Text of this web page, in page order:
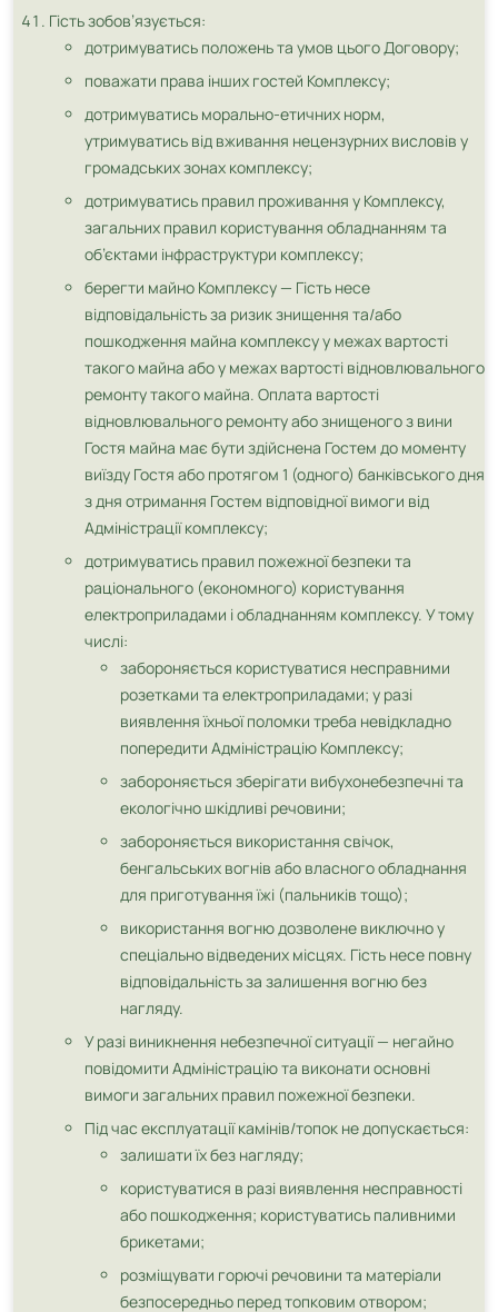
Гість зобов’язується:
дотримуватись положень та умов цього Договору;
поважати права інших гостей Комплексу;
дотримуватись морально-етичних норм,
утримуватись від вживання нецензурних висловів у
громадських зонах комплексу;
дотримуватись правил проживання у Комплексу,
загальних правил користування обладнанням та
об’єктами інфраструктури комплексу;
берегти майно Комплексу — Гість несе
відповідальність за ризик знищення та/або
пошкодження майна комплексу у межах вартості
такого майна або у межах вартості відновлювального
ремонту такого майна. Оплата вартості
відновлювального ремонту або знищеного з вини
Гостя майна має бути здійснена Гостем до моменту
виїзду Гостя або протягом 1 (одного) банківського дня
з дня отримання Гостем відповідної вимоги від
Адміністрації комплексу;
дотримуватись правил пожежної безпеки та
раціонального (економного) користування
електроприладами і обладнанням комплексу. У тому
числі:
забороняється користуватися несправними
розетками та електроприладами; у разі
виявлення їхньої поломки треба невідкладно
попередити Адміністрацію Комплексу;
забороняється зберігати вибухонебезпечні та
екологічно шкідливі речовини;
забороняється використання свічок,
бенгальських вогнів або власного обладнання
для приготування їжі (пальників тощо);
використання вогню дозволене виключно у
спеціально відведених місцях. Гість несе повну
відповідальність за залишення вогню без
нагляду.
У разі виникнення небезпечної ситуації — негайно
повідомити Адміністрацію та виконати основні
вимоги загальних правил пожежної безпеки.
Під час експлуатації камінів/топок не допускається:
залишати їх без нагляду;
користуватися в разі виявлення несправності
або пошкодження; користуватись паливними
брикетами;
розміщувати горючі речовини та матеріали
безпосередньо перед топковим отвором;